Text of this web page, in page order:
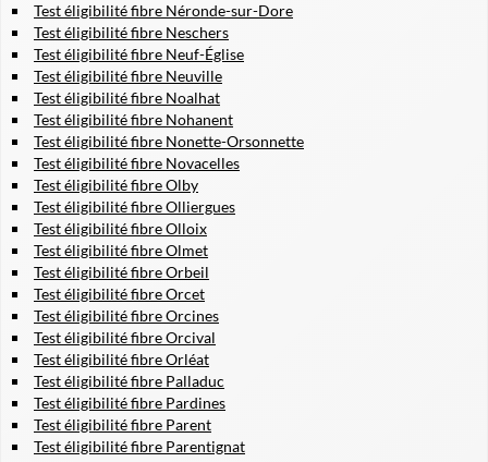
Test éligibilité fibre Néronde-sur-Dore
Test éligibilité fibre Neschers
Test éligibilité fibre Neuf-Église
Test éligibilité fibre Neuville
Test éligibilité fibre Noalhat
Test éligibilité fibre Nohanent
Test éligibilité fibre Nonette-Orsonnette
Test éligibilité fibre Novacelles
Test éligibilité fibre Olby
Test éligibilité fibre Olliergues
Test éligibilité fibre Olloix
Test éligibilité fibre Olmet
Test éligibilité fibre Orbeil
Test éligibilité fibre Orcet
Test éligibilité fibre Orcines
Test éligibilité fibre Orcival
Test éligibilité fibre Orléat
Test éligibilité fibre Palladuc
Test éligibilité fibre Pardines
Test éligibilité fibre Parent
Test éligibilité fibre Parentignat